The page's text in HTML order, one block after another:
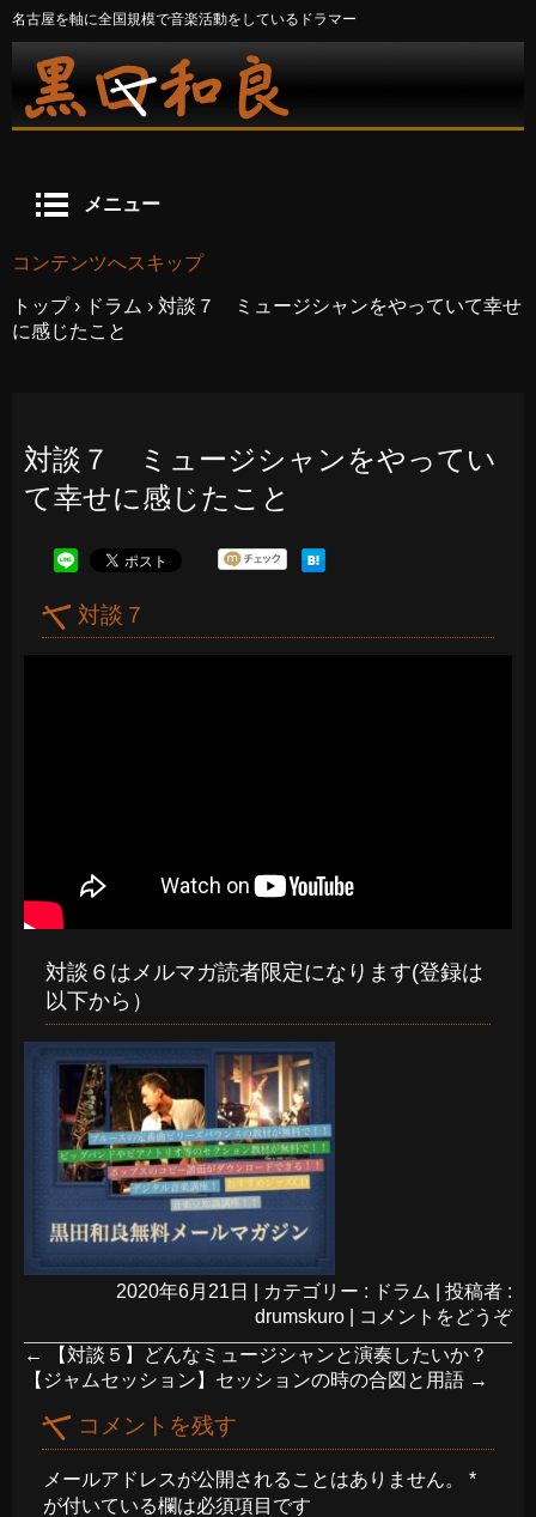
名古屋を軸に全国規模で音楽活動をしているドラマー
メニュー
コンテンツへスキップ
トップ › ドラム › 対談７ ミュージシャンをやっていて幸せ
に感じたこと
対談７ ミュージシャンをやってい
て幸せに感じたこと
対談７
対談６はメルマガ読者限定になります(登録は
以下から）
2020年6月21日 カテゴリー : ドラム
投稿者 :
drumskuro
コメントをどうぞ
←
【対談５】どんなミュージシャンと演奏したいか？
【ジャムセッション】セッションの時の合図と用語 →
コメントを残す
メールアドレスが公開されることはありません。
*
が付いている欄は必須項目です